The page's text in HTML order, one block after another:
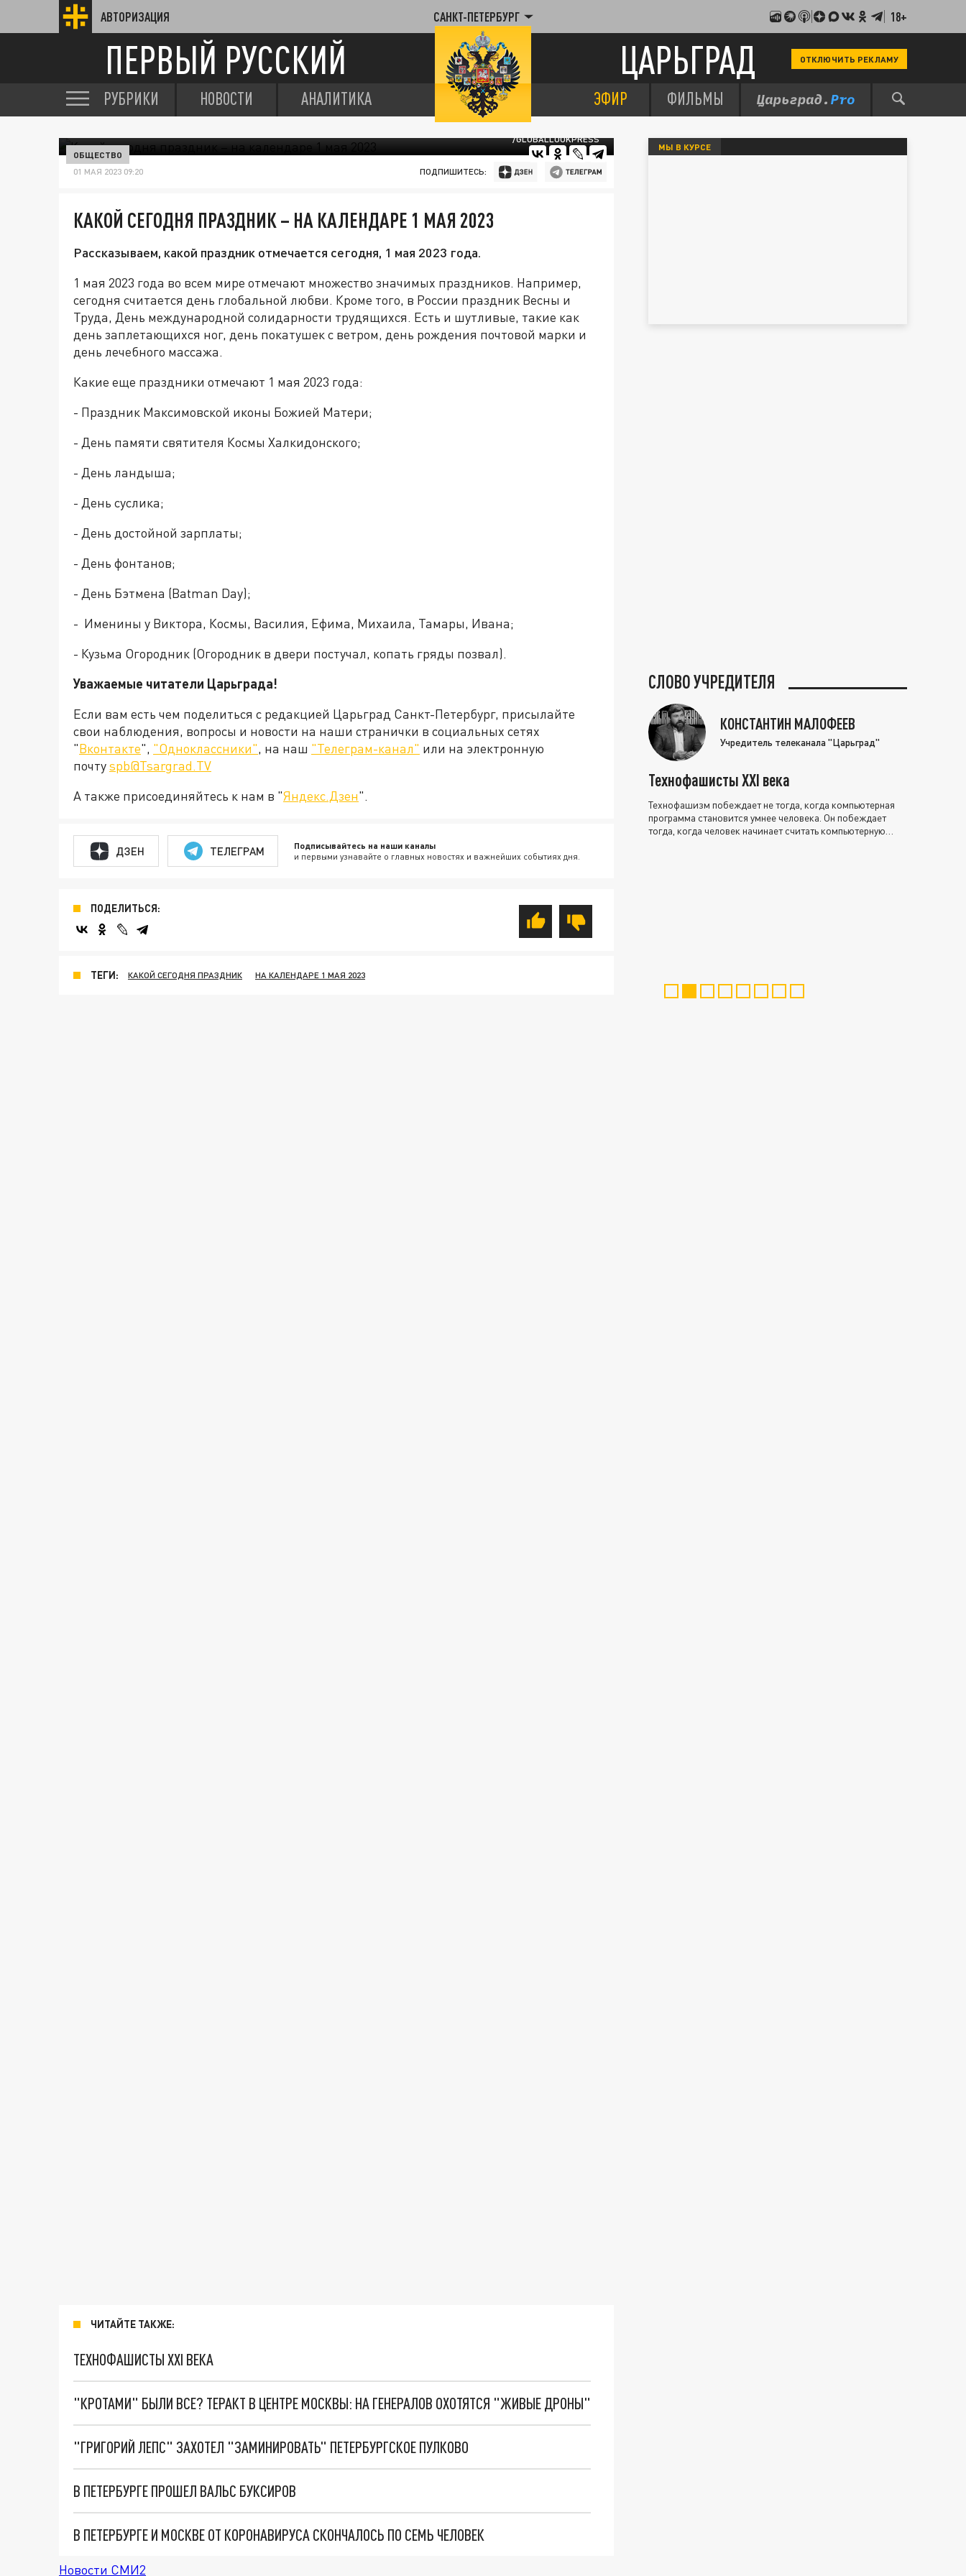
АВТОРИЗАЦИЯ САНКТ-ПЕТЕРБУРГ 18+
ПЕРВЫЙ РУССКИЙ ЦАРЬГРАД ОТКЛЮЧИТЬ РЕКЛАМУ
РУБРИКИ НОВОСТИ АНАЛИТИКА ЭФИР ФИЛЬМЫ
/GLOBALLOOKPRESS
ОБЩЕСТВО
01 МАЯ 2023 09:20 ПОДПИШИТЕСЬ:
КАКОЙ СЕГОДНЯ ПРАЗДНИК – НА КАЛЕНДАРЕ 1 МАЯ 2023
Рассказываем, какой праздник отмечается сегодня, 1 мая 2023 года.
1 мая 2023 года во всем мире отмечают множество значимых праздников. Например,
сегодня считается день глобальной любви. Кроме того, в России праздник Весны и
Труда, День международной солидарности трудящихся. Есть и шутливые, такие как
день заплетающихся ног, день покатушек с ветром, день рождения почтовой марки и
день лечебного массажа.
Какие еще праздники отмечают 1 мая 2023 года:
- Праздник Максимовской иконы Божией Матери;
- День памяти святителя Космы Халкидонского;
- День ландыша;
- День суслика;
- День достойной зарплаты;
- День фонтанов;
- День Бэтмена (Batman Day);
- Именины у Виктора, Космы, Василия, Ефима, Михаила, Тамары, Ивана;
- Кузьма Огородник (Огородник в двери постучал, копать гряды позвал).
Уважаемые читатели Царьграда!
Если вам есть чем поделиться с редакцией Царьград Санкт-Петербург, присылайте
свои наблюдения, вопросы и новости на наши странички в социальных сетях
"Вконтакте", "Одноклассники", на наш "Телеграм-канал" или на электронную
почтуspb@Tsargrad.TV
А также присоединяйтесь к нам в "Яндекс.Дзен".
ДЗЕН ТЕЛЕГРАМ Подписывайтесь на наши каналы
и первыми узнавайте о главных новостях и важнейших событиях дня.
ПОДЕЛИТЬСЯ:
ТЕГИ: КАКОЙ СЕГОДНЯ ПРАЗДНИК НА КАЛЕНДАРЕ 1 МАЯ 2023
ЧИТАЙТЕ ТАКЖЕ:
ТЕХНОФАШИСТЫ XXI ВЕКА
"КРОТАМИ" БЫЛИ ВСЕ? ТЕРАКТ В ЦЕНТРЕ МОСКВЫ: НА ГЕНЕРАЛОВ ОХОТЯТСЯ "ЖИВЫЕ ДРОНЫ"
"ГРИГОРИЙ ЛЕПС" ЗАХОТЕЛ "ЗАМИНИРОВАТЬ" ПЕТЕРБУРГСКОЕ ПУЛКОВО
В ПЕТЕРБУРГЕ ПРОШЕЛ ВАЛЬС БУКСИРОВ
В ПЕТЕРБУРГЕ И МОСКВЕ ОТ КОРОНАВИРУСА СКОНЧАЛОСЬ ПО СЕМЬ ЧЕЛОВЕК
Новости СМИ2
МЫ В КУРСЕ
СЛОВО УЧРЕДИТЕЛЯ
КОНСТАНТИН МАЛОФЕЕВ
Учредитель телеканала "Царьград"
Технофашисты XXI века
Технофашизм побеждает не тогда, когда компьютерная
программа становится умнее человека. Он побеждает
тогда, когда человек начинает считать компьютерную